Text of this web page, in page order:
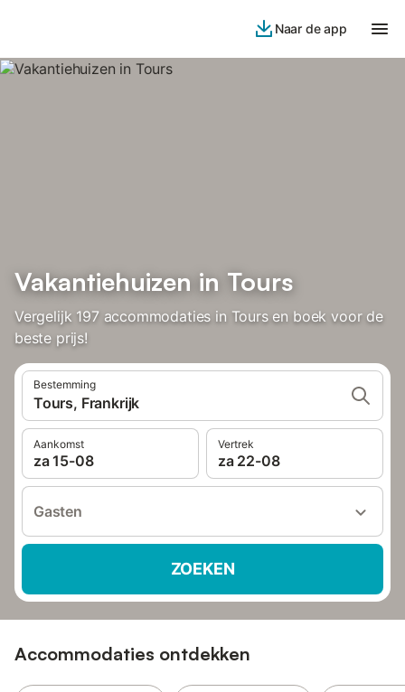
Naar de app
Vakantiehuizen in Tours
Vergelijk 197 accommodaties in Tours en boek voor de
beste prijs!
Bestemming
Tours, Frankrijk
Aankomst
za 15-08
Vertrek
za 22-08
Gasten
ZOEKEN
Accommodaties ontdekken